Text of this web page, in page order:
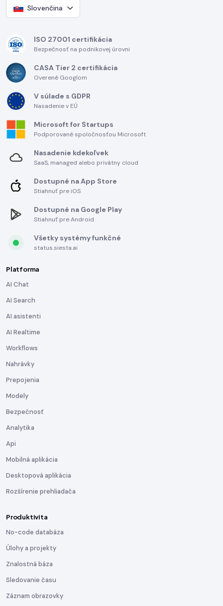
Slovenčina
ISO 27001 certifikácia
Bezpečnosť na podnikovej úrovni
CASA Tier 2 certifikácia
Overené Googlom
V súlade s GDPR
Nasadenie v EÚ
Microsoft for Startups
Podporované spoločnosťou Microsoft
Nasadenie kdekoľvek
SaaS, managed alebo privátny cloud
Dostupné na App Store
Stiahnuť pre iOS
Dostupné na Google Play
Stiahnuť pre Android
Všetky systémy funkčné
status.siesta.ai
Platforma
AI Chat
AI Search
AI asistenti
AI Realtime
Workflows
Nahrávky
Prepojenia
Modely
Bezpečnosť
Analytika
Api
Mobilná aplikácia
Desktopová aplikácia
Rozšírenie prehliadača
Produktivita
No-code databáza
Úlohy a projekty
Znalostná báza
Sledovanie času
Záznam obrazovky